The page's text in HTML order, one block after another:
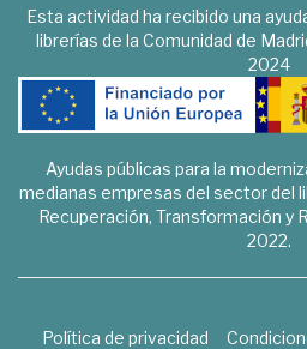
Esta actividad ha recibido una
librerías de la Comunidad de
2024
Ayudas públicas para la
medianas empresas del sector del
Recuperación, Transformación y
2022.
Política de privacidad